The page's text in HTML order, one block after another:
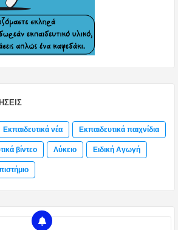
Εκπαιδευτικά νέα Εκπαιδευτικά παιχνίδια
βίντεο Λύκειο Ειδική Αγωγή